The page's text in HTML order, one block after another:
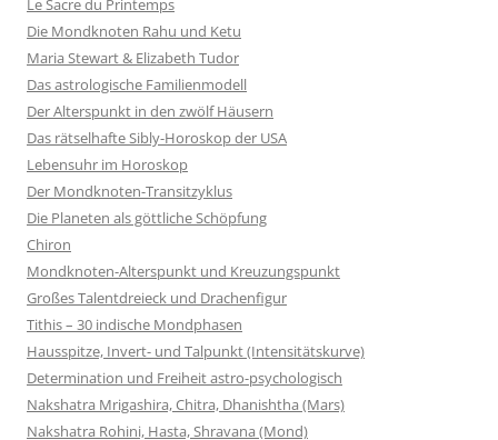
Le Sacre du Printemps
Die Mondknoten Rahu und Ketu
Maria Stewart & Elizabeth Tudor
Das astrologische Familienmodell
Der Alterspunkt in den zwölf Häusern
Das rätselhafte Sibly-Horoskop der USA
Lebensuhr im Horoskop
Der Mondknoten-Transitzyklus
Die Planeten als göttliche Schöpfung
Chiron
Mondknoten-Alterspunkt und Kreuzungspunkt
Großes Talentdreieck und Drachenfigur
Tithis – 30 indische Mondphasen
Hausspitze, Invert- und Talpunkt (Intensitätskurve)
Determination und Freiheit astro-psychologisch
Nakshatra Mrigashira, Chitra, Dhanishtha (Mars)
Nakshatra Rohini, Hasta, Shravana (Mond)